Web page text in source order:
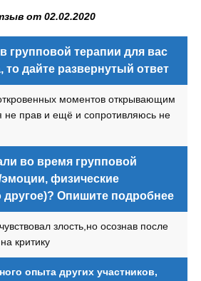
от 02.02.2020
групповой терапии для вас
дайте развернутый ответ
моментов открывающим
не прав и ещё и сопротивляюсь не
во время групповой
эмоции, физические
Опишите подробнее
злость,но осознав после
критику
опыта других участников,